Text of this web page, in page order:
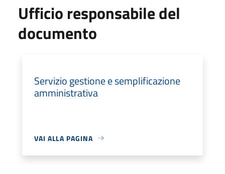
Ufficio responsabile del
documento
Servizio gestione e semplificazione
amministrativa
VAI ALLA PAGINA